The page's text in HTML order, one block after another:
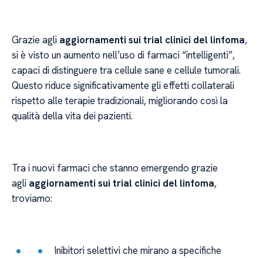
Grazie agli aggiornamenti sui trial clinici del linfoma,
si è visto un aumento nell’uso di farmaci “intelligenti”,
capaci di distinguere tra cellule sane e cellule tumorali.
Questo riduce significativamente gli effetti collaterali
rispetto alle terapie tradizionali, migliorando così la
qualità della vita dei pazienti.
Tra i nuovi farmaci che stanno emergendo grazie
agli aggiornamenti sui trial clinici del linfoma,
troviamo:
Inibitori selettivi che mirano a specifiche